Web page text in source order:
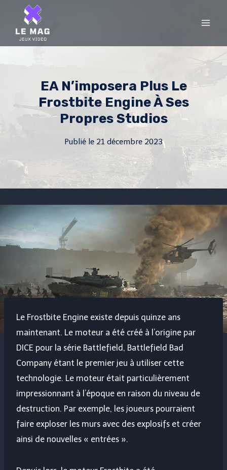
content
EA N’imposera Plus Le
Frostbite Engine À Ses
Propres Studios
Publié le 21 décembre 2023
Le Frostbite Engine existe depuis quinze ans
maintenant. Le moteur a été créé à l’origine par
DICE pour la série Battlefield, Battlefield Bad
Company étant le premier jeu à utiliser cette
technologie. Le moteur était particulièrement
impressionnant à l’époque en raison du niveau de
destruction. Par exemple, les joueurs pourraient
faire exploser les murs avec des explosifs et créer
ainsi de nouvelles « entrées ».